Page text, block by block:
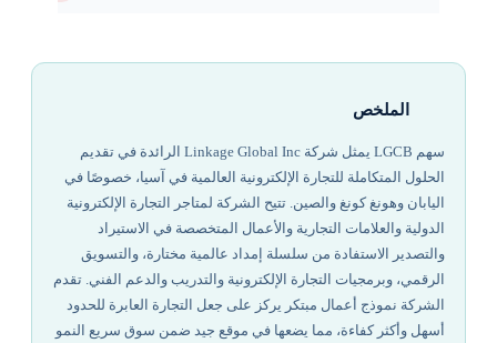
الملخص
سهم LGCB يمثل شركة Linkage Global Inc الرائدة في تقديم
الحلول المتكاملة للتجارة الإلكترونية العالمية في آسيا، خصوصًا في
اليابان وهونغ كونغ والصين. تتيح الشركة لمتاجر التجارة الإلكترونية
الدولية والعلامات التجارية والأعمال المتخصصة في الاستيراد
والتصدير الاستفادة من سلسلة إمداد عالمية مختارة، والتسويق
الرقمي، وبرمجيات التجارة الإلكترونية والتدريب والدعم الفني. تقدم
الشركة نموذج أعمال مبتكر يركز على جعل التجارة العابرة للحدود
أسهل وأكثر كفاءة، مما يضعها في موقع جيد ضمن سوق سريع النمو